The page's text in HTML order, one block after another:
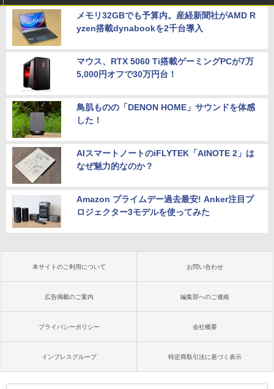
メモリ32GBでも予算内。産経新聞社がAMD R
yzen搭載dynabookを2千台導入
マウス、RTX 5060 Ti搭載ゲーミングPCが7万
5,000円オフで30万円台！
鳥肌ものの「DENON HOME」サウンドを体感
した！
AIスマートノートのiFLYTEK「AINOTE 2」は
なぜ魅力的なのか？
Amazon プライムデー過去最安! Anker注目プ
ロジェクター3モデルを使ってみた
本サイトのご利用について お問い合わせ
広告掲載のご案内 編集部へのご連絡
プライバシーポリシー 会社概要
インプレスグループ 特定商取引法に基づく表示